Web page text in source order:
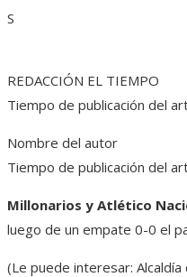
S
REDACCIÓN EL TIEMPO
Tiempo de publicación del
Nombre del autor
Tiempo de publicación del
Millonarios y Atlético
luego de un empate 0-0 el
(Le puede interesar: